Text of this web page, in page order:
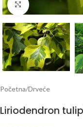
Klknite da
Početna/Drveće
Liriodendron